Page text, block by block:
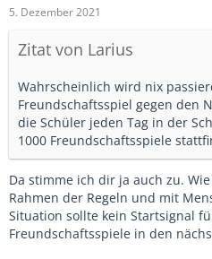
5. Dezember 2021
Zitat von Larius
Wahrscheinlich wird nix
Freundschaftsspiel gegen den
die Schüler jeden Tag in der
1000 Freundschaftsspiele
Da stimme ich dir ja auch zu.
Rahmen der Regeln und mit
Situation sollte kein Startsignal
Freundschaftsspiele in den